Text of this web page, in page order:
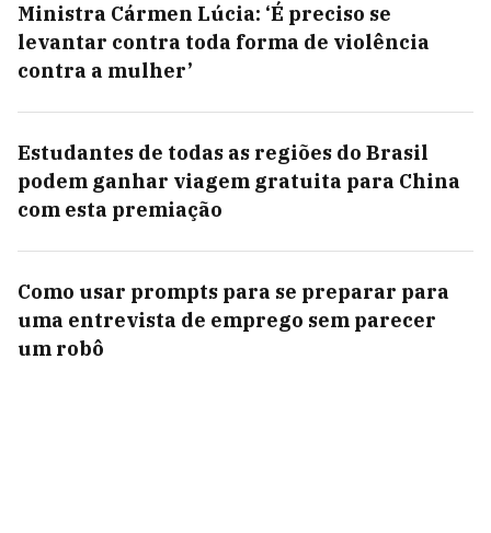
Ministra Cármen Lúcia: ‘É preciso se
levantar contra toda forma de violência
contra a mulher’
Estudantes de todas as regiões do Brasil
podem ganhar viagem gratuita para China
com esta premiação
Como usar prompts para se preparar para
uma entrevista de emprego sem parecer
um robô